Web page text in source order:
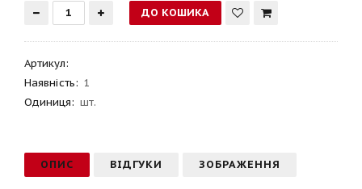
Артикул:
Наявність: 1
Одиниця: шт.
ОПИС ВІДГУКИ ЗОБРАЖЕННЯ